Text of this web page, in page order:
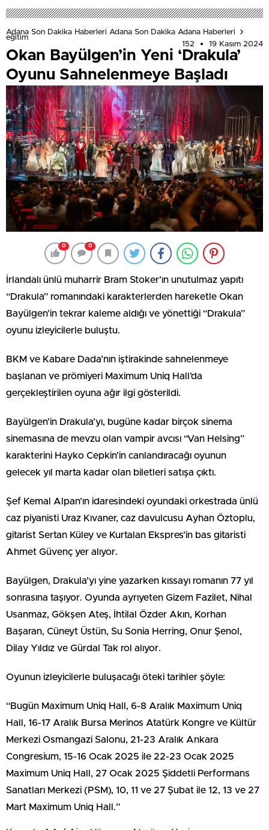
Adana Son Dakika Haberleri Adana Son Dakika Adana Haberleri
eğitim
152
19 Kasım 2024
Okan Bayülgen’in Yeni ‘Drakula’
Oyunu Sahnelenmeye Başladı
0 0
İrlandalı ünlü muharrir Bram Stoker’ın unutulmaz yapıtı
“Drakula” romanındaki karakterlerden hareketle Okan
Bayülgen’in tekrar kaleme aldığı ve yönettiği “Drakula”
oyunu izleyicilerle buluştu.
BKM ve Kabare Dada’nın iştirakinde sahnelenmeye
başlanan ve prömiyeri Maximum Uniq Hall’da
gerçekleştirilen oyuna ağır ilgi gösterildi.
Bayülgen’in Drakula’yı, bugüne kadar birçok sinema
sinemasına de mevzu olan vampir avcısı “Van Helsing”
karakterini Hayko Cepkin’in canlandıracağı oyunun
gelecek yıl marta kadar olan biletleri satışa çıktı.
Şef Kemal Alpan’ın idaresindeki oyundaki orkestrada ünlü
caz piyanisti Uraz Kıvaner, caz davulcusu Ayhan Öztoplu,
gitarist Sertan Küley ve Kurtalan Ekspres’in bas gitaristi
Ahmet Güvenç yer alıyor.
Bayülgen, Drakula’yı yine yazarken kıssayı romanın 77 yıl
sonrasına taşıyor. Oyunda ayrıyeten Gizem Fazilet, Nihal
Usanmaz, Gökşen Ateş, İhtilal Özder Akın, Korhan
Başaran, Cüneyt Üstün, Su Sonia Herring, Onur Şenol,
Dilay Yıldız ve Gürdal Tak rol alıyor.
Oyunun izleyicilerle buluşacağı öteki tarihler şöyle:
“Bugün Maximum Uniq Hall, 6-8 Aralık Maximum Uniq
Hall, 16-17 Aralık Bursa Merinos Atatürk Kongre ve Kültür
Merkezi Osmangazi Salonu, 21-23 Aralık Ankara
Congresium, 15-16 Ocak 2025 ile 22-23 Ocak 2025
Maximum Uniq Hall, 27 Ocak 2025 Şiddetli Performans
Sanatları Merkezi (PSM), 10, 11 ve 27 Şubat ile 12, 13 ve 27
Mart Maximum Uniq Hall.”